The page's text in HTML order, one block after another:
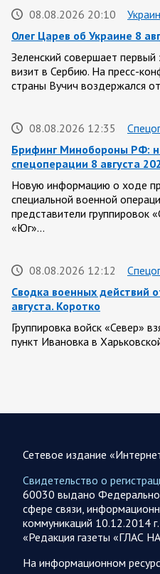
08.08.2026 20:10
Олег Царев об Украине 8
Зеленский совершает первый
визит в Сербию. На пресс-
страны Вучич воздержался
08.08.2026 12:35
Брифинг Минобороны РФ:
спецоперации 8 августа
Новую информацию о ходе
специальной военной
представители группировок
«Юг»…
08.08.2026 12:12
Сводка военных действий
августа. Коротко
Группировка войск «Север»
пункт Ивановка в
Олег Царев сообщает:
якобы «сбиты/подавлены»
08.08.2026 10:05
397 украинских БПЛА сбито
Сетевое издание
Свидетельство о
60030 выдано
сфере связи,
коммуникаций 10.12.2014
«Редакция газеты «ГЛАС
На информационном